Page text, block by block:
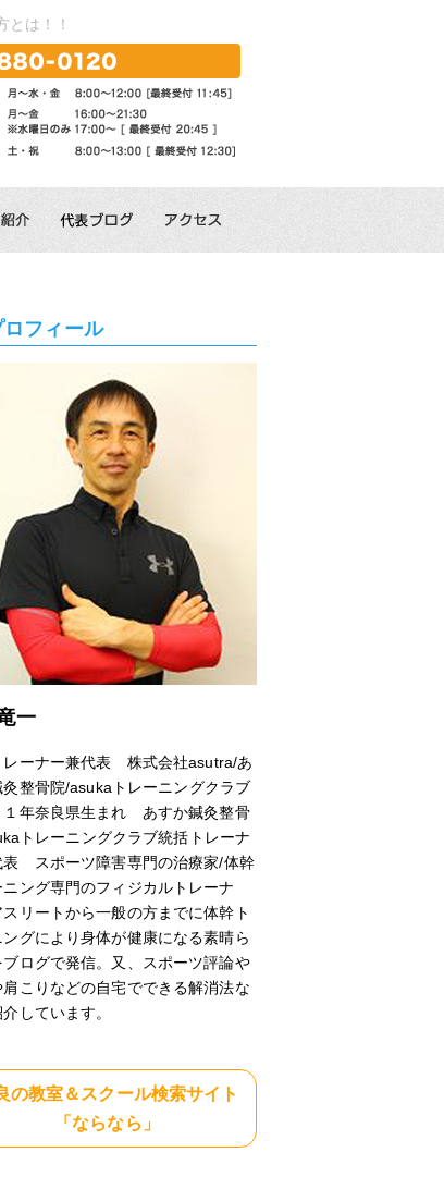
は！！
ロフィール
一
レーナー兼代表 株式会社asutra/あ
灸整骨院/asukaトレーニングクラブ
１年奈良県生まれ あすか鍼灸整骨
トレーニングクラブ統括トレーナ
表 スポーツ障害専門の治療家/体幹
ニング専門のフィジカルトレーナ
スリートから一般の方までに体幹ト
ングにより身体が健康になる素晴ら
ブログで発信。又、スポーツ評論や
肩こりなどの自宅でできる解消法な
しています。
の教室＆スクール検索サイト
「ならなら」